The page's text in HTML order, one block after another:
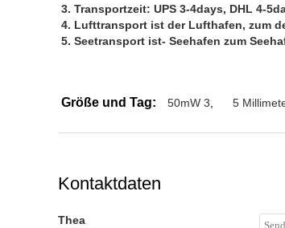
3. Transportzeit: UPS 3-4days, DHL 4-
4. Lufttransport ist der Lufthafen, zum
5. Seetransport ist- Seehafen zum
Größe und Tag: 50mW 3 5
Kontaktdaten
Thea